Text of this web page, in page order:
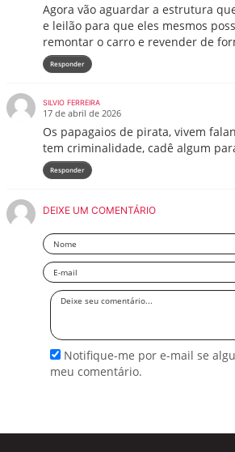
Agora vão aguardar a estrutura
e leilão para que eles mesmos
remontar o carro e revender de
Responder
SILVIO FERREIRA
17 de abril de 2026
Os papagaios de pirata, vivem
tem criminalidade, cadê algum
Responder
DEIXE UM COMENTÁRIO
Nome
Email
Deixe
Notifique-me por e-mail se
meu comentário.